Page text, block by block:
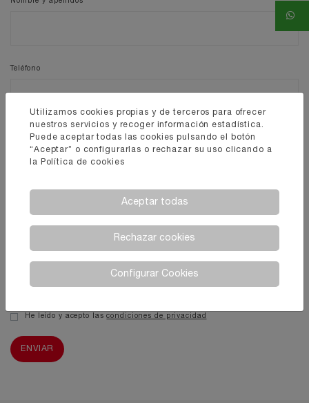
Teléfono
E-mail
He leído y acepto lascondiciones de privacidad
Utilizamos cookies propias y de terceros para ofrecer
nuestros servicios y recoger información estadística.
Puede aceptar todas las cookies pulsando el botón
“Aceptar” o configurarlas o rechazar su uso clicando a
la
Política de cookies
Aceptar todas
Rechazar cookies
Configurar Cookies